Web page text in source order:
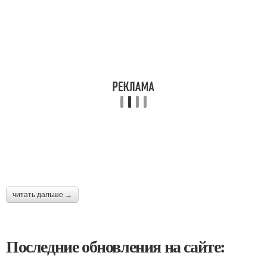
читать дальше →
Последние обновления на сайте: